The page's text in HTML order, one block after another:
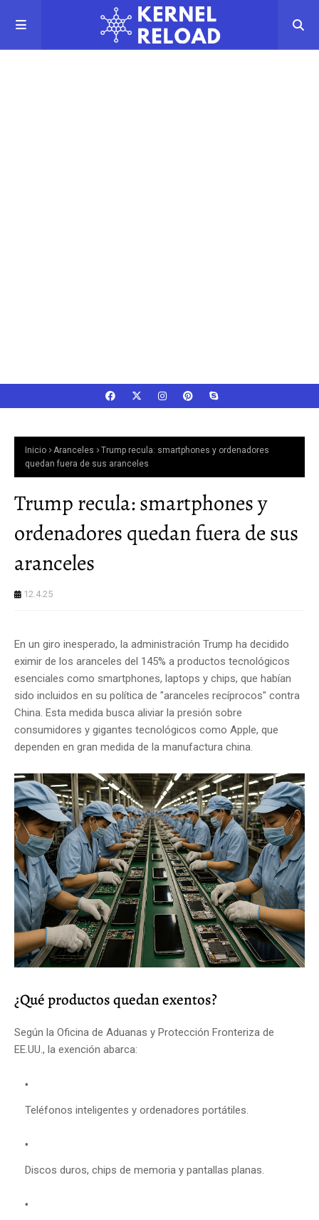
Inicio Aranceles
Trump recula: smartphones y ordenadores
quedan fuera de sus aranceles
Trump recula: smartphones y
ordenadores quedan fuera de sus
aranceles
12.4.25
En un giro inesperado, la administración Trump ha decidido
eximir de los aranceles del 145% a productos tecnológicos
esenciales como smartphones, laptops y chips, que habían
sido incluidos en su política de "aranceles recíprocos" contra
China. Esta medida busca aliviar la presión sobre
consumidores y gigantes tecnológicos como Apple, que
dependen en gran medida de la manufactura china.
¿Qué productos quedan exentos?
Según la Oficina de Aduanas y Protección Fronteriza de
EE.UU., la exención abarca:
Teléfonos inteligentes y ordenadores portátiles.
Discos duros, chips de memoria y pantallas planas.